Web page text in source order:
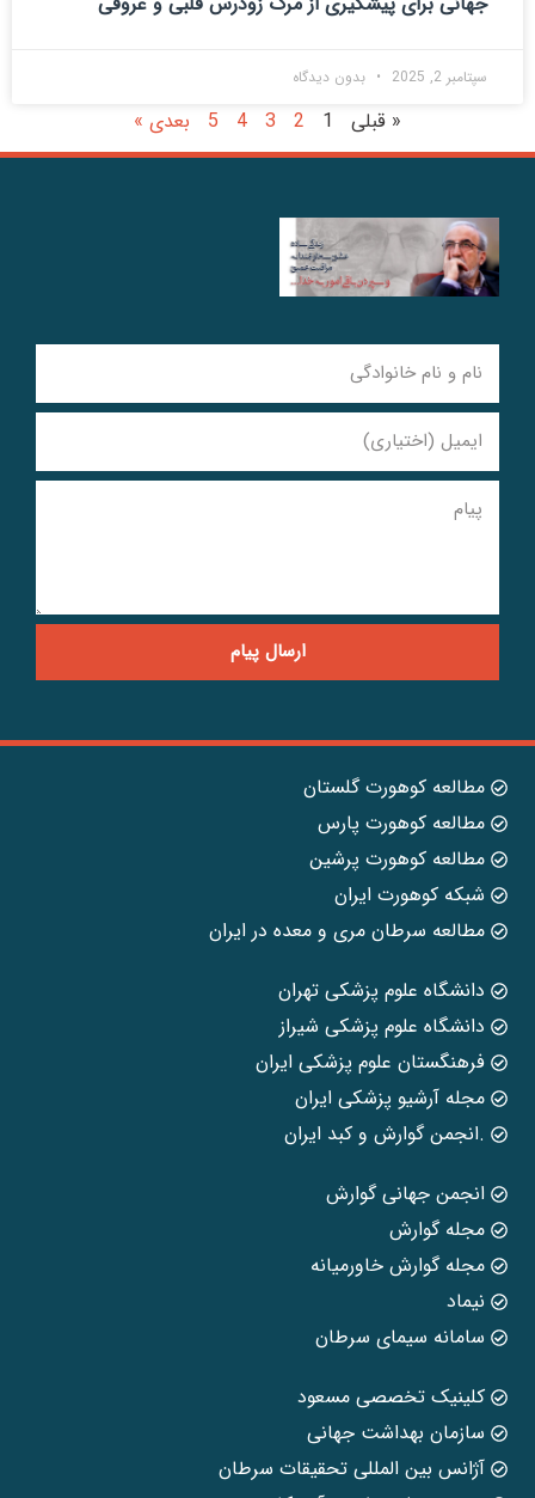
سپتامبر 2, 2025 بدون دیدگاه
« قبلی 1
2
3
4
5 بعدی »
ارسال پیام
مطالعه کوهورت گلستان
مطالعه کوهورت پارس
مطالعه کوهورت پرشین
شبکه کوهورت ایران
مطالعه سرطان مری و معده در ایران
دانشگاه علوم پزشکی تهران
دانشگاه علوم پزشکی شیراز
فرهنگستان علوم پزشکی ایران
مجله آرشیو پزشکی ایران
.انجمن گوارش و کبد ایران
انجمن جهانی گوارش
مجله گوارش
مجله گوارش خاورمیانه
نیماد
سامانه سیمای سرطان
کلینیک تخصصی مسعود
سازمان بهداشت جهانی
آژانس بین المللی تحقیقات سرطان